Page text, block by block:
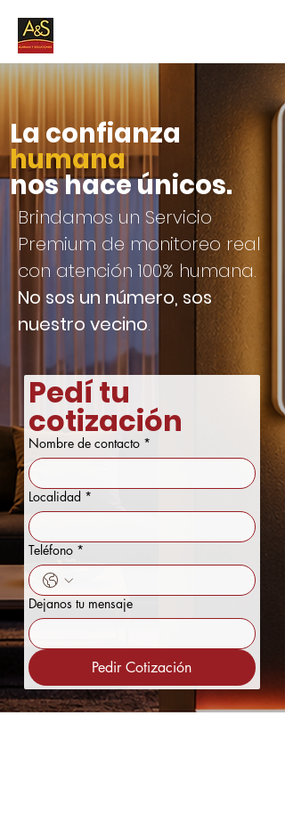
La confianza
humana
noshace únicos.
Brindamos un Servicio
Premium de monitoreo real
con atención 100% humana.
No sos un número, sos
nuestro vecino.
Pedí tu
cotización
Nombre de contacto *
Localidad *
Teléfono *
Dejanos tu mensaje
Pedir Cotización